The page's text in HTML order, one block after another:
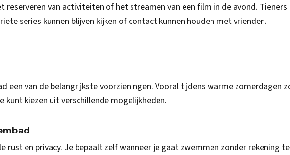
reserveren van activiteiten of het streamen van een film in de avond. Tieners
series kunnen blijven kijken of contact kunnen houden met vrienden.
een van de belangrijkste voorzieningen. Vooral tijdens warme zomerdagen
kunt kiezen uit verschillende mogelijkheden.
rust en privacy. Je bepaalt zelf wanneer je gaat zwemmen zonder rekening